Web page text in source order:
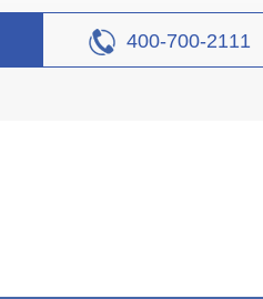
400-700-2111